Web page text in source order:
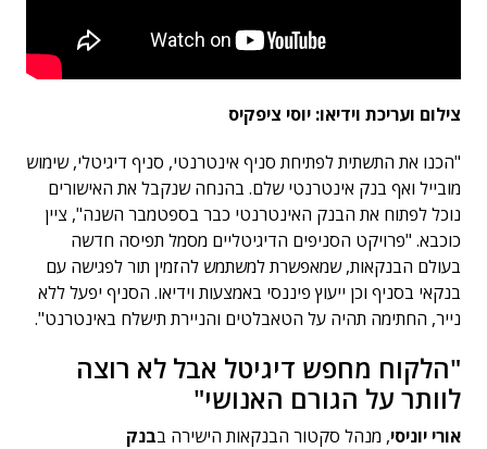
צילום ועריכת וידיאו: יוסי ציפקיס
"הכנו את התשתית לפתיחת סניף אינטרנטי, סניף דיגיטלי, שימוש
מובייל ואף בנק אינטרנטי שלם. בהנחה שנקבל את האישורים
נוכל לפתוח את הבנק האינטרנטי כבר בספטמבר השנה", ציין
כוכבא. "פרויקט הסניפים הדיגיטליים מסמל תפיסה חדשה
בעולם הבנקאות, שמאפשרת למשתמש להזמין תור לפגישה עם
בנקאי בסניף וכן ייעוץ פיננסי באמצעות וידיאו. הסניף יפעל ללא
נייר, החתימה תהיה על הטאבלטים והניירת תישלח באינטרנט".
"הלקוח מחפש דיגיטל אבל לא רוצה
לוותר על הגורם האנושי"
אורי יוניסי, מנהל סקטור הבנקאות הישירה בבנק